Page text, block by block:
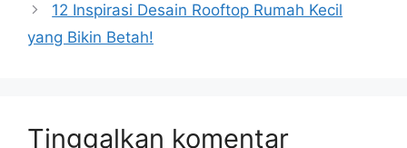
m
12 Inspirasi Desain Rooftop Rumah Kecil
yang Bikin Betah!
Tinggalkan komentar